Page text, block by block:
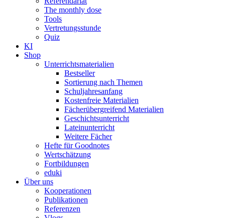
The monthly dose
Tools
Vertretungsstunde
Quiz
KI
Shop
Unterrichtsmaterialien
Bestseller
Sortierung nach Themen
Schuljahresanfang
Kostenfreie Materialien
Fächerübergreifend Materialien
Geschichtsunterricht
Lateinunterricht
Weitere Fächer
Hefte für Goodnotes
Wertschätzung
Fortbildungen
eduki
Über uns
Kooperationen
Publikationen
Referenzen